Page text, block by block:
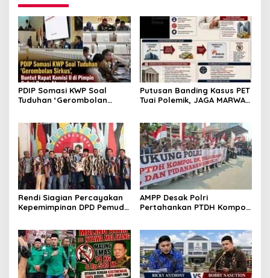
PDIP Somasi KWP Soal
Tuduhan ‘Gerombolan
Dasco Ahmad
Putusan Banding Kasus PET
Tuai Polemik, JAGA MARWAH
Rendi Siagian Percayakan
Kepemimpinan DPD Pemuda
Sembiring
AMPP Desak Polri
Pertahankan PTDH Kompol